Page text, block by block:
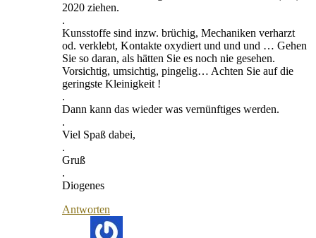
2020 ziehen.
.
Kunsstoffe sind inzw. brüchig, Mechaniken verharzt
od. verklebt, Kontakte oxydiert und und und … Gehen
Sie so daran, als hätten Sie es noch nie gesehen.
Vorsichtig, umsichtig, pingelig… Achten Sie auf die
geringste Kleinigkeit !
.
Dann kann das wieder was vernünftiges werden.
.
Viel Spaß dabei,
.
Gruß
.
Diogenes
Antworten